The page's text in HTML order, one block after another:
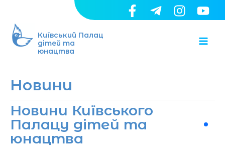
вмісту
Київський Палац
дітей та
юнацтва
Новини
Новини Київського
Палацу дітей та
юнацтва